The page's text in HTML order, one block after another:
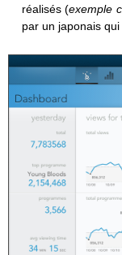
réalisés (exemple
par un japonais